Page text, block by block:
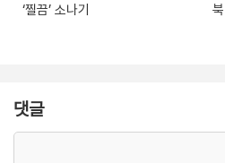
‘찔끔’ 소나기
댓글